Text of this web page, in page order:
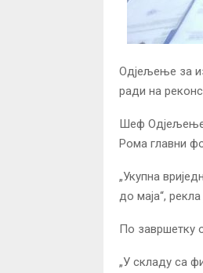
Одјељење за
ради на
Шеф Одјељење
Рома главни
„Укупна
до маја“, рекла
По завршетку
„У складу са